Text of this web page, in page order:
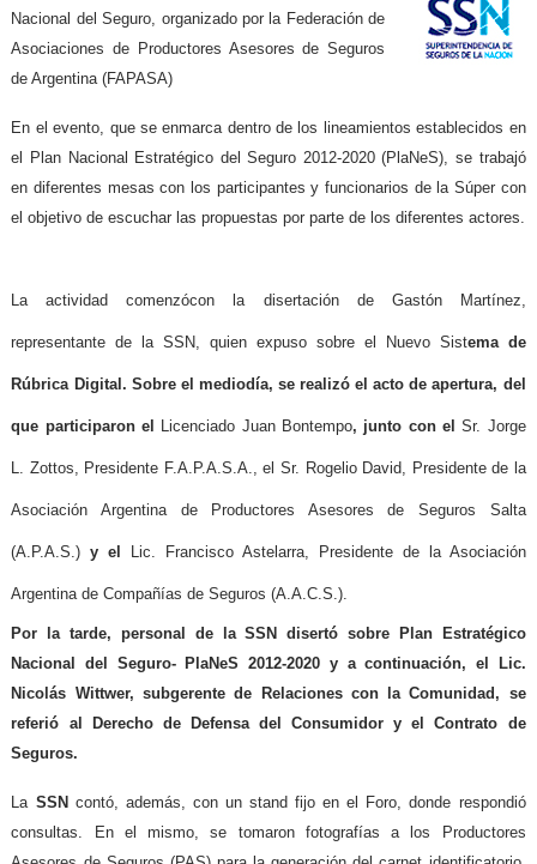
Nacional del Seguro, organizado por la Federación de
Asociaciones de Productores Asesores de Seguros
de Argentina (FAPASA)
En el evento, que se enmarca dentro de los lineamientos establecidos en
el Plan Nacional Estratégico del Seguro 2012-2020 (PlaNeS), se trabajó
en diferentes mesas con los participantes y funcionarios de la Súper con
el objetivo de escuchar las propuestas por parte de los diferentes actores.
La actividad comenzócon la disertación de Gastón Martínez,
representante de laSSN, quien expuso sobre el Nuevo Sistema de
Rúbrica Digital . Sobre el mediodía, se realizó el acto de apertura, del
que participaron el Licenciado Juan Bontempo, junto con elSr. Jorge
L. Zottos, Presidente F.A.P.A.S.A., el Sr. Rogelio David, Presidente de la
AsociaciónArgentina de Productores Asesores de Seguros Salta
(A.P.A.S.)y el Lic. Francisco Astelarra, Presidente de la Asociación
Argentina de Compañías de Seguros (A.A.C.S.).
Por la tarde, personal de laSSN
disertó sobre Plan Estratégico
Nacional del Seguro- PlaNeS 2012-2020 y a continuación, el Lic.
Nicolás Wittwer, subgerente de Relaciones con la Comunidad, se
referió al Derecho de Defensa del Consumidor y el Contrato de
Seguros.
La SSN contó, además, con un stand fijo en el Foro, donde respondió
consultas. En el mismo, se tomaron fotografías a los Productores